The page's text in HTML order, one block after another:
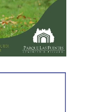
de bacheo será
de trabajo y dos
incrementar
las tareas de
del Alto Valle.
con el relevamiento